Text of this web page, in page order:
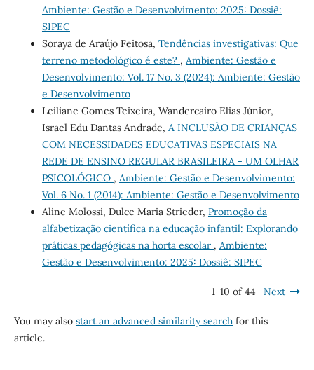
Ambiente: Gestão e Desenvolvimento: 2025: Dossiê:
SIPEC
Soraya de Araújo Feitosa, Tendências investigativas: Que
terreno metodológico é este? , Ambiente: Gestão e
Desenvolvimento: Vol. 17 No. 3 (2024): Ambiente: Gestão
e Desenvolvimento
Leiliane Gomes Teixeira, Wandercairo Elias Júnior,
Israel Edu Dantas Andrade, A INCLUSÃO DE CRIANÇAS
COM NECESSIDADES EDUCATIVAS ESPECIAIS NA
REDE DE ENSINO REGULAR BRASILEIRA - UM OLHAR
PSICOLÓGICO , Ambiente: Gestão e Desenvolvimento:
Vol. 6 No. 1 (2014): Ambiente: Gestão e Desenvolvimento
Aline Molossi, Dulce Maria Strieder, Promoção da
alfabetização científica na educação infantil: Explorando
práticas pedagógicas na horta escolar , Ambiente:
Gestão e Desenvolvimento: 2025: Dossiê: SIPEC
1-10 of 44 Next
You may also start an advanced similarity searchfor this
article.